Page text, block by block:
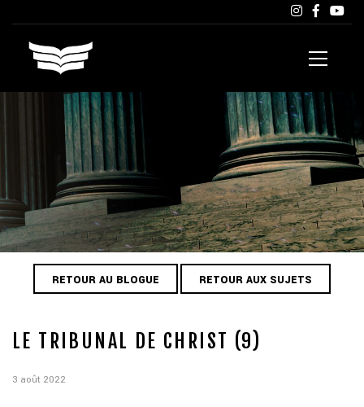
RETOUR AU BLOGUE RETOUR AUX SUJETS
LE TRIBUNAL DE CHRIST (9)
3 août 2022